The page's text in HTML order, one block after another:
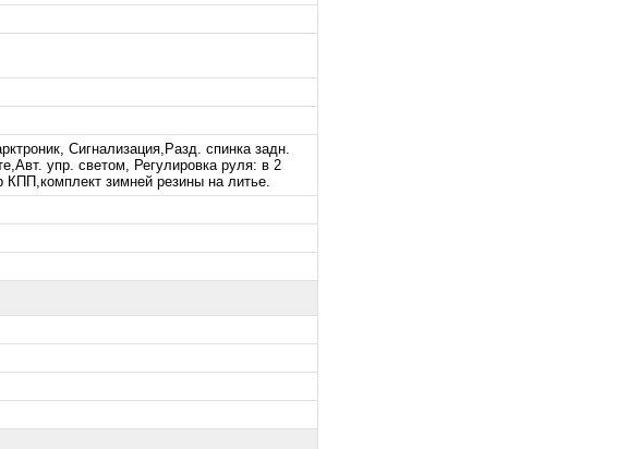
Сигнализация,Разд. спинка задн.
упр. светом, Регулировка руля: в 2
КПП,комплект зимней резины на литье.